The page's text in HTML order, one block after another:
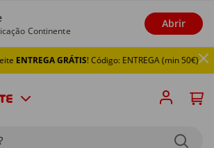
Continente
Abrir
ENTREGA GRÁTIS! Código: ENTREGA (min 50€)